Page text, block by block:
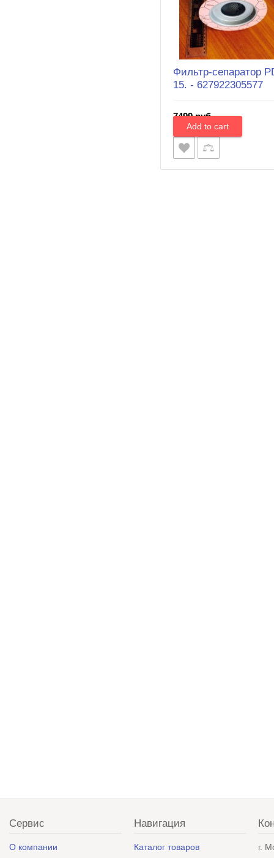
Фильтр-сепаратор
15. - 627922305577
7499 руб.
Сервис
О компании
Навигация
Каталог товаров
г.